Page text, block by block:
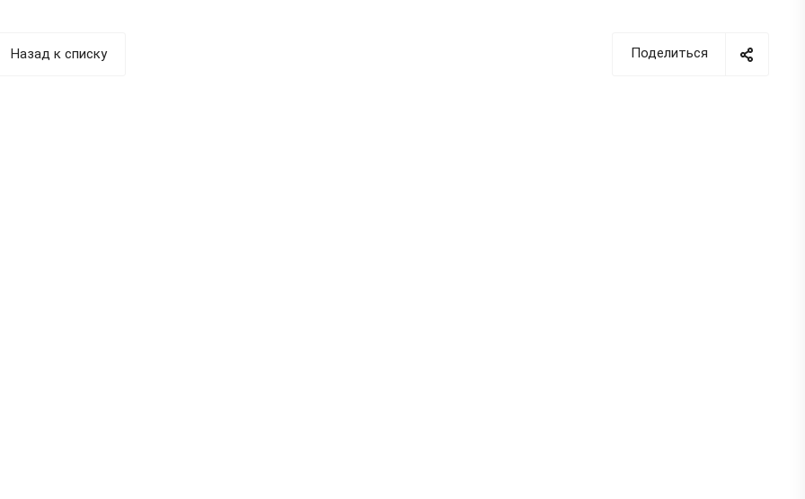
сварка полимерных
Поделиться
Назад к списку